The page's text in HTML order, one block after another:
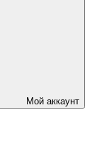
Мой аккаунт